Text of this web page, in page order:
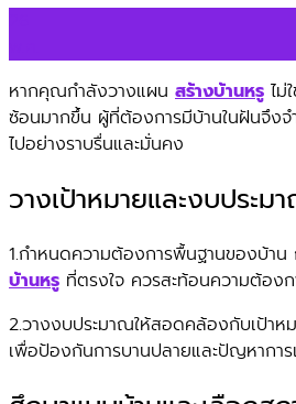
หากคุณกำลังวางแผน สร้างบ้านหรู ไม่
ซ้อนมากขึ้น ผู้ที่ต้องการมีบ้านในฝันจึงจ
ไปอย่างราบรื่นและมั่นคง
วางเป้าหมายและงบประม
1.กำหนดความต้องการพื้นฐานของบ้า
บ้านหรู ที่ตรงใจ ควรสะท้อนความต้อง
2.วางงบประมาณให้สอดคล้องกับเป้า
เพื่อป้องกันการบานปลายและปัญหาการ